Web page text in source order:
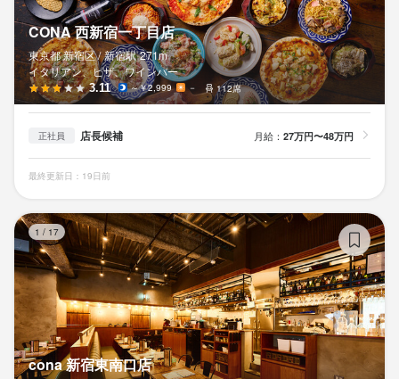
CONA 西新宿一丁目店
東京都 新宿区 / 新宿駅 271m
イタリアン、ピザ、ワインバー
3.11 ～￥2,999 － 112席
正社員 店長候補 月給： 27万円〜48万円
最終更新日：19日前
1 / 17
cona 新宿東南口店